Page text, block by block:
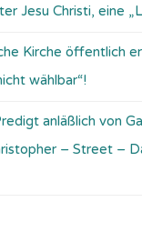
Jesu Christi, eine
Kirche öffentlich
wählbar“!
anläßlich von
– Street –